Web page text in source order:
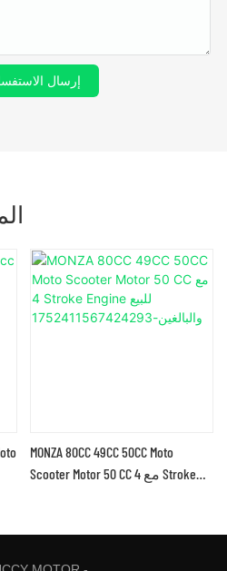
إرسال
MONZA 80CC 49CC 50CC Moto
Scooter Motor 50 CC مع 4 Stroke